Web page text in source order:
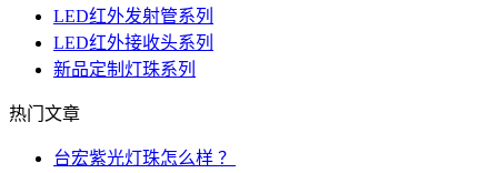
LED红外发射管系列
LED红外接收头系列
新品定制灯珠系列
热门文章
台宏紫光灯珠怎么样 ？